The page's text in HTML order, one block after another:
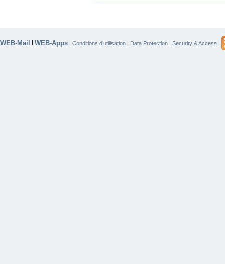
WEB-Mail | WEB-Apps | Conditions d’utilisation | Data Protection | Security & Access |